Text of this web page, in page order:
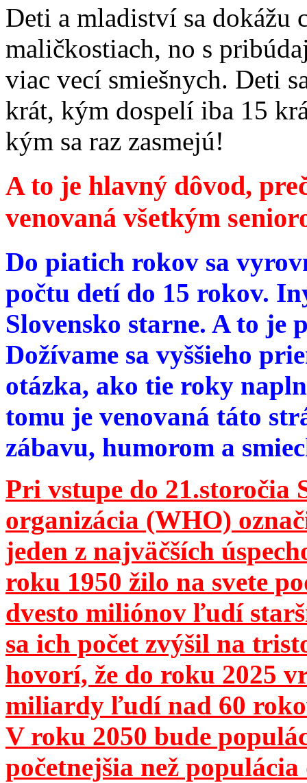
Deti a mladiství sa dokážu
maličkostiach, no s
viac vecí smiešnych. Deti
krát, kým dospelí iba 15
kým sa raz zasmejú!
A to je hlavný dôvod,
venovaná všetkým
Do piatich rokov sa
počtu detí do 15 rokov.
Slovensko starne. A to je
Dožívame sa vyššieho
otázka, ako tie roky
tomu je venovaná táto
zábavu, humorom a
Pri vstupe do 21.storočia
organizácia (WHO)
jeden z najväčších
roku 1950 žilo na svete
dvesto miliónov ľudí
sa ich počet zvýšil na
hovorí, že do roku 2025
miliardy ľudí nad 60
V roku 2050 bude
početnejšia než